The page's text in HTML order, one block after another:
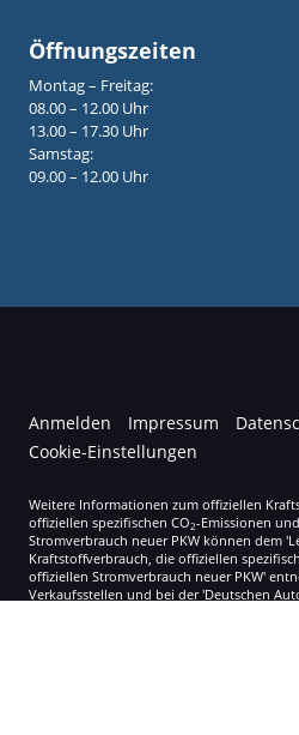
Öffnungszeiten
Montag – Freitag:
08.00 – 12.00 Uhr
13.00 – 17.30 Uhr
Samstag:
09.00 – 12.00 Uhr
Anmelden Impressum
Cookie-Einstellungen
Weitere Informationen zum offiziellen
offiziellen spezifischen CO2-Emissionen
Stromverbrauch neuer PKW können dem
Kraftstoffverbrauch, die offiziellen
offiziellen Stromverbrauch neuer PKW'
Verkaufsstellen und bei der 'Deutschen